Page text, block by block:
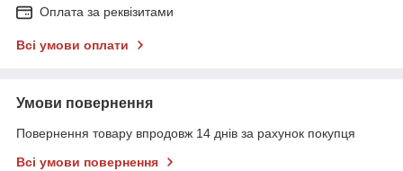
Оплата за реквізитами
Всі умови оплати
Умови повернення
Повернення товару впродовж 14 днів за рахунок покупця
Всі умови повернення